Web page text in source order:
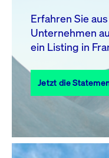
10 11
17
18 19
31
Erfahren Sie
Unternehmen
ein Listing in
Jetzt die